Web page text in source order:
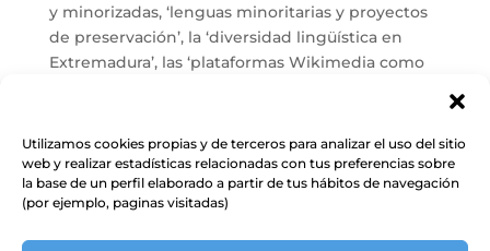
Utilizamos cookies propias y de terceros para analizar el uso del sitio
web y realizar estadísticas relacionadas con tus preferencias sobre
la base de un perfil elaborado a partir de tus hábitos de navegación
(por ejemplo, paginas visitadas)
y minorizadas, ‘lenguas minoritarias y proyectos
de preservación’, la ‘diversidad lingüística en
Extremadura’, las ‘plataformas Wikimedia como
territorios de habla catalana’, entre muchos
temas más. Así como, el taller de ‘Wikidata y
datos lexicográficos: agreguemos datos
estructurados sobre su(s) idioma(s) a Wikidata’.
Todo ello, para finalmente aterrizar en la